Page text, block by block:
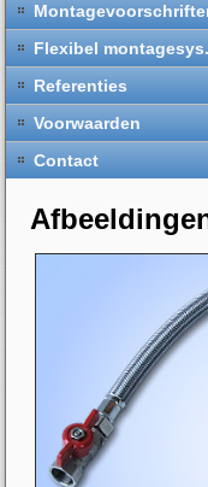
Flexibel
Referenties
Voorwaarden
Contact